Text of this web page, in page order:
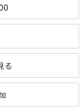
る